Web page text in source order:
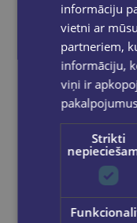
informāciju
vietni ar
partneriem,
informāciju,
viņi ir
Strikti